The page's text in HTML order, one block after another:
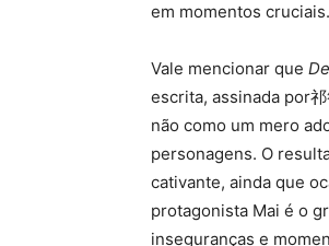
em momentos cruciais.
Vale mencionar que
escrita, assinada por
não como um mero
personagens. O
cativante, ainda que
protagonista Mai é o
inseguranças e